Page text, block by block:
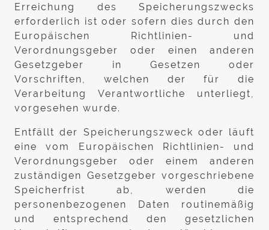
Erreichung des Speicherungszwecks
erforderlich ist oder sofern dies durch den
Europäischen Richtlinien- und
Verordnungsgeber oder einen anderen
Gesetzgeber in Gesetzen oder
Vorschriften, welchen der für die
Verarbeitung Verantwortliche unterliegt,
vorgesehen wurde.
Entfällt der Speicherungszweck oder läuft
eine vom Europäischen Richtlinien- und
Verordnungsgeber oder einem anderen
zuständigen Gesetzgeber vorgeschriebene
Speicherfrist ab, werden die
personenbezogenen Daten routinemäßig
und entsprechend den gesetzlichen